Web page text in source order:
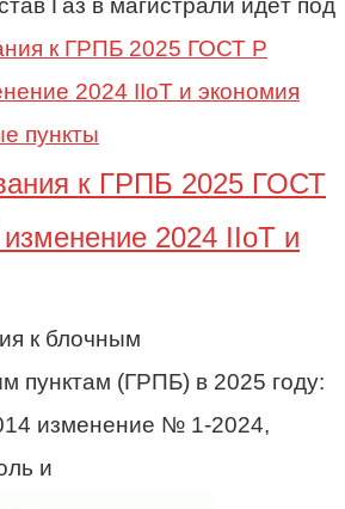
Газ в магистрали идёт под
пункты
к ГРПБ 2025 ГОСТ
2024 IIoT и
к блочным
пунктам (ГРПБ) в 2025 году:
изменение № 1-2024,
и